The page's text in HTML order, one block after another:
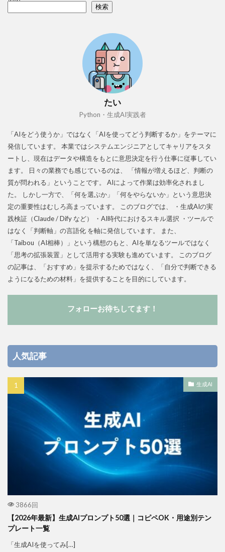
検索
たい
Python・生成AI実践者
「AIをどう使うか」ではなく「AIを使ってどう判断するか」をテーマに
発信しています。 本業ではシステムエンジニアとしてキャリアをスタ
ートし、現在はデータや構造をもとに意思決定を行う仕事に従事してい
ます。 日々の業務でも感じているのは、 「情報が増えるほど、判断の
質が問われる」ということです。 AIによって作業は効率化されまし
た。 しかし一方で、「何を選ぶか」「何をやらないか」という意思決
定の重要性はむしろ高まっています。 このブログでは、 ・生成AIの実
践検証（Claude / Dify など） ・AI時代におけるスキル選択 ・ツールで
はなく「判断軸」の言語化 を軸に発信しています。 また、
「Taibou（AI相棒）」という構想のもと、AIを単なるツールではなく
「思考の拡張装置」として活用する実験も進めています。 このブログ
の記事は、「おすすめ」を提示するためではなく、「自分で判断できる
ようになるための材料」を提供することを目的にしています。
フォローお待ちしてます！
人気記事
生成AI
3866回
【2026年最新】生成AIプロンプト50選｜コピペOK・用途別テン
プレート一覧
「生成AIを使ってみ[…]